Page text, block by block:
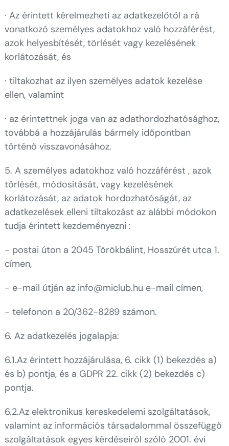
· Az érintett kérelmezheti az adatkezelőtől a rá
vonatkozó személyes adatokhoz való hozzáférést,
azok helyesbítését, törlését vagy kezelésének
korlátozását, és
· tiltakozhat az ilyen személyes adatok kezelése
ellen, valamint
· az érintettnek joga van az adathordozhatósághoz,
továbbá a hozzájárulás bármely időpontban
történő visszavonásához.
5. A személyes adatokhoz való hozzáférést , azok
törlését, módosítását, vagy kezelésének
korlátozását, az adatok hordozhatóságát, az
adatkezelések elleni tiltakozást az alábbi módokon
tudja érintett kezdeményezni :
- postai úton a 2045 Törökbálint, Hosszúrét utca 1.
címen,
- e-mail útján az info@miclub.hu e-mail címen,
- telefonon a 20/362-8289 számon.
6. Az adatkezelés jogalapja:
6.1.Az érintett hozzájárulása, 6. cikk (1) bekezdés a)
és b) pontja, és a GDPR 22. cikk (2) bekezdés c)
pontja.
6.2.Az elektronikus kereskedelemi szolgáltatások,
valamint az információs társadalommal összefüggő
szolgáltatások egyes kérdéseiről szóló 2001. évi